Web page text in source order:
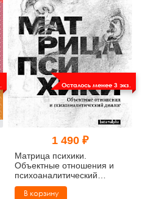
Осталось менее 3 экз.
1 490 ₽
Матрица психики.
Объектные отношения и
психоаналитический
диалог
В корзину